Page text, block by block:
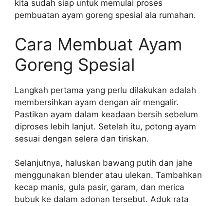
kita sudah siap untuk memulai proses
pembuatan ayam goreng spesial ala rumahan.
Cara Membuat Ayam
Goreng Spesial
Langkah pertama yang perlu dilakukan adalah
membersihkan ayam dengan air mengalir.
Pastikan ayam dalam keadaan bersih sebelum
diproses lebih lanjut. Setelah itu, potong ayam
sesuai dengan selera dan tiriskan.
Selanjutnya, haluskan bawang putih dan jahe
menggunakan blender atau ulekan. Tambahkan
kecap manis, gula pasir, garam, dan merica
bubuk ke dalam adonan tersebut. Aduk rata